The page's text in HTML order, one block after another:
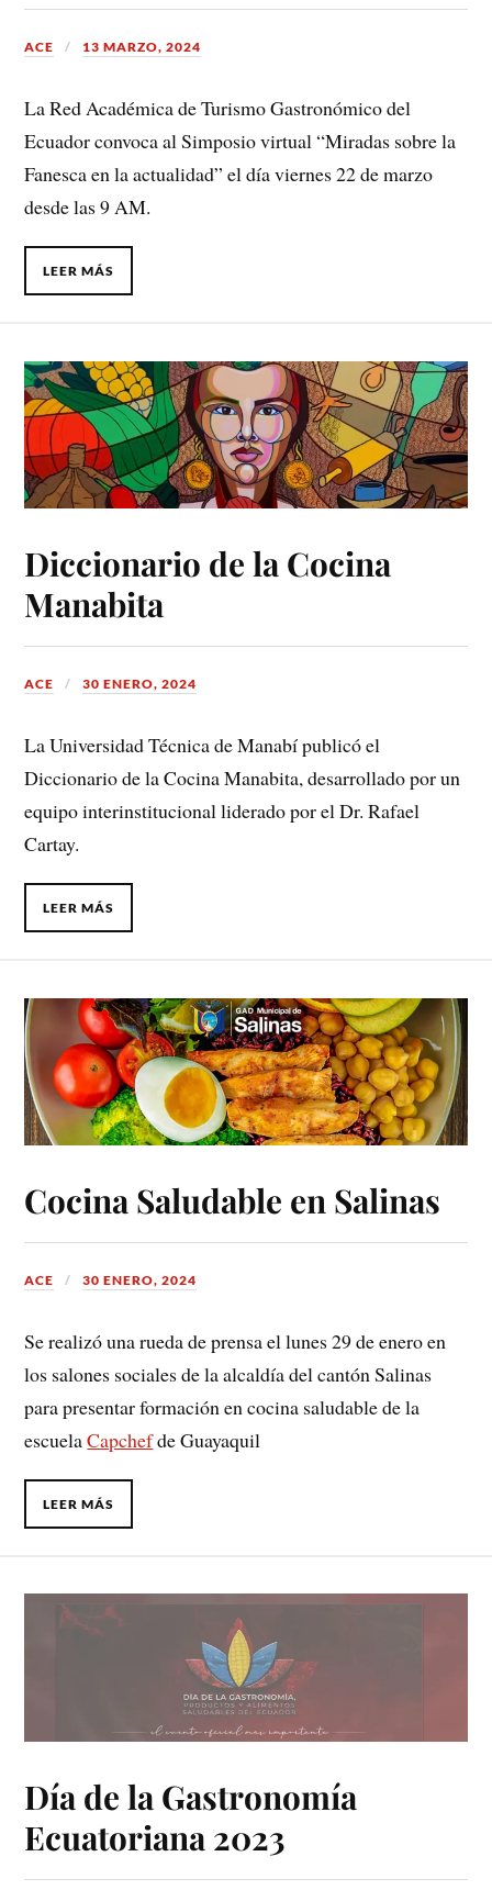
ACE 13 MARZO, 2024
La Red Académica de Turismo Gastronómico del
Ecuador convoca al Simposio virtual “Miradas sobre la
Fanesca en la actualidad” el día viernes 22 de marzo
desde las 9 AM.
LEER MÁS
Diccionario de la Cocina
Manabita
ACE 30 ENERO, 2024
La Universidad Técnica de Manabí publicó el
Diccionario de la Cocina Manabita, desarrollado por un
equipo interinstitucional liderado por el Dr. Rafael
Cartay.
LEER MÁS
Cocina Saludable en Salinas
ACE 30 ENERO, 2024
Se realizó una rueda de prensa el lunes 29 de enero en
los salones sociales de la alcaldía del cantón Salinas
para presentar formación en cocina saludable de la
escuelaCapchefde Guayaquil
LEER MÁS
Día de la Gastronomía
Ecuatoriana 2023